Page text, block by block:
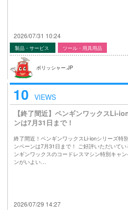
2026/07/31 10:24
製品・サービス ツール・用具用品
ポリッシャー.JP
10 VIEWS
【終了間近】ペンギンワックスLi-
ンは7月31日まで！
終了間近！ペンギンワックスLi-ionシリーズ特
ンペーンは7月31日まで！ ご好評いただいてい
ンギンワックスのコードレスマシン特別キャン
ンがいよい…
2026/07/29 14:27